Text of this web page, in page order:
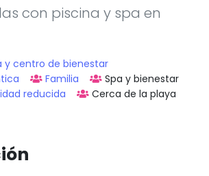
con piscina y spa en
y centro de bienestar
Familia
Spa y bienestar
reducida
Cerca de la playa